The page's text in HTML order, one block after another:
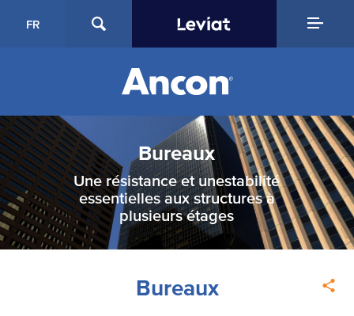
FR
Bureaux
Une résistance et unestabilité
essentielles aux structures à
plusieurs étages
Bureaux